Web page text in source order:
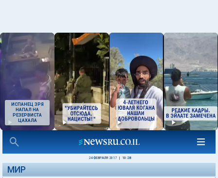
ИСПАНЕЦ ЗРЯ
НАПАЛ НА
РЕЗЕРВИСТА
ЦАХАЛА
24 ФЕВРАЛЯ 2017 10:28
МИР